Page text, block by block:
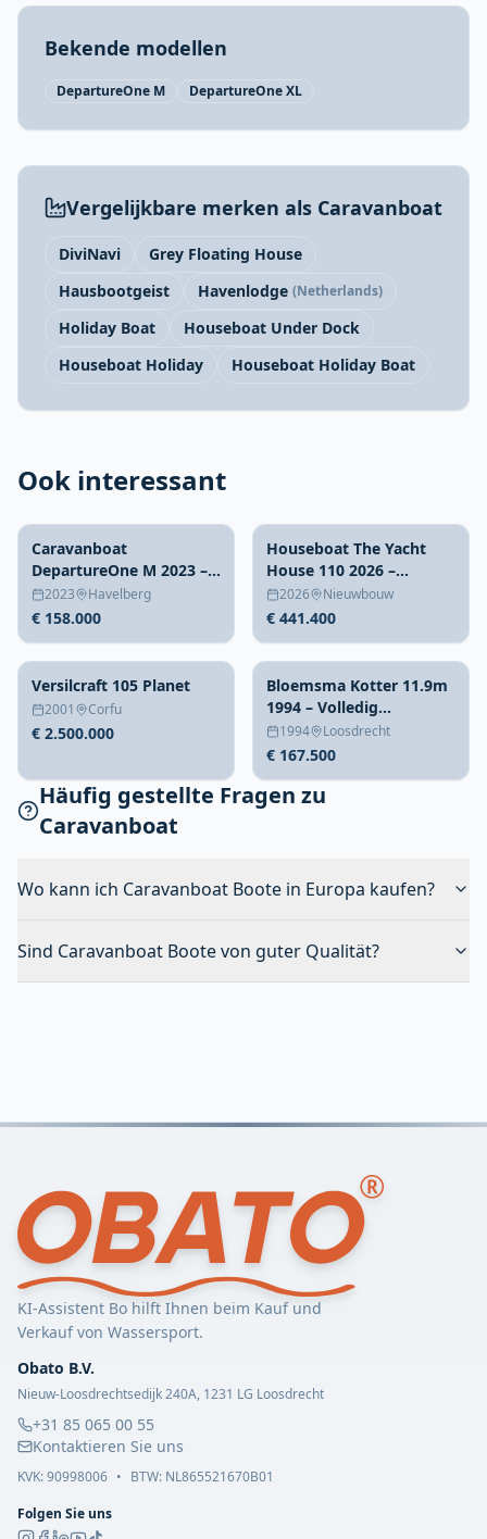
Bekende modellen
DepartureOne M DepartureOne XL
Vergelijkbare merken als Caravanboat
DiviNavi
Grey Floating House
Hausbootgeist
Havenlodge (Netherlands)
Holiday Boat
Houseboat Under Dock
Houseboat Holiday
Houseboat Holiday Boat
Ook interessant
Caravanboat
DepartureOne M 2023 –
trailerbaar woonschip
2023 Havelberg
€ 158.000
Houseboat The Yacht
House 110 2026 –
Nieuwbouw stalen
woonboot
2026 Nieuwbouw
€ 441.400
Versilcraft 105 Planet
2001 Corfu
€ 2.500.000
Bloemsma Kotter 11.9m
1994 – Volledig
gerenoveerd aluminium
1994 Loosdrecht
€ 167.500
Häufig gestellte Fragen zu
Caravanboat
Wo kann ich Caravanboat Boote in Europa kaufen?
Sind Caravanboat Boote von guter Qualität?
KI-Assistent Bo hilft Ihnen beim Kauf und
Verkauf von Wassersport.
Obato B.V.
Nieuw-Loosdrechtsedijk 240A, 1231 LG Loosdrecht
+31 85 065 00 55
Kontaktieren Sie uns
KVK:90998006 • BTW: NL865521670B01
Folgen Sie uns